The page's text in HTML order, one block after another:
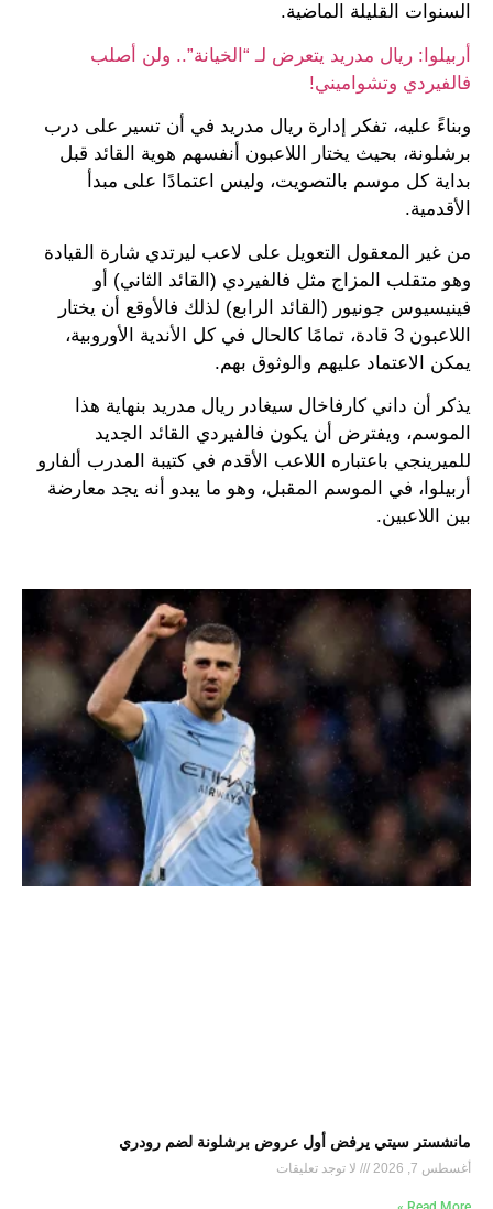
السنوات القليلة الماضية.
أربيلوا: ريال مدريد يتعرض لـ “الخيانة”.. ولن أصلب
فالفيردي وتشواميني!
وبناءً عليه، تفكر إدارة ريال مدريد في أن تسير على درب
برشلونة، بحيث يختار اللاعبون أنفسهم هوية القائد قبل
بداية كل موسم بالتصويت، وليس اعتمادًا على مبدأ
الأقدمية.
من غير المعقول التعويل على لاعب ليرتدي شارة القيادة
وهو متقلب المزاج مثل فالفيردي (القائد الثاني) أو
فينيسيوس جونيور (القائد الرابع) لذلك فالأوقع أن يختار
اللاعبون 3 قادة، تمامًا كالحال في كل الأندية الأوروبية،
يمكن الاعتماد عليهم والوثوق بهم.
يذكر أن داني كارفاخال سيغادر ريال مدريد بنهاية هذا
الموسم، ويفترض أن يكون فالفيردي القائد الجديد
للميرينجي باعتباره اللاعب الأقدم في كتيبة المدرب ألفارو
أربيلوا، في الموسم المقبل، وهو ما يبدو أنه يجد معارضة
بين اللاعبين.
مانشستر سيتي يرفض أول عروض برشلونة لضم رودري
أغسطس 7, 2026 لا توجد تعليقات